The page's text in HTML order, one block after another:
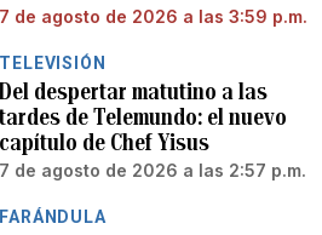
7 de agosto de 2026 a las 3:59 p.m.
TELEVISIÓN
Del despertar matutino a las
tardes de Telemundo: el nuevo
capítulo de Chef Yisus
7 de agosto de 2026 a las 2:57 p.m.
FARÁNDULA